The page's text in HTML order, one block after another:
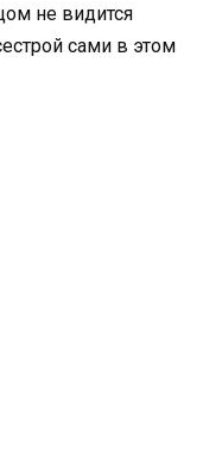
не видится
сами в этом